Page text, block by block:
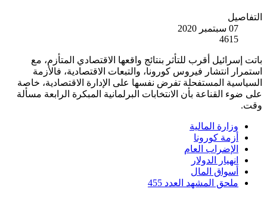
التفاصيل
07 سبتمبر 2020
4615
باتت إسرائيل أقرب للتأثر بنتائج واقعها الاقتصادي المتأزم، مع
استمرار انتشار فيروس كورونا، والتبعات الاقتصادية، فالأزمة
السياسية المستفحلة تفرض نفسها على الإدارة الاقتصادية، خاصة
على ضوء القناعة بأن الانتخابات البرلمانية المبكرة الرابعة مسألة
وقت.
وزارة المالية
أزمة كورونا
الإضراب العام
انهيار الدولار
أسواق المال
ملحق المشهد العدد 455